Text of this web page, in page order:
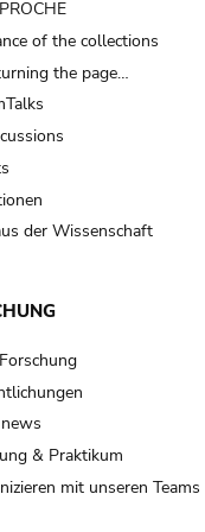
of the collections
the page…
der Wissenschaft
& Praktikum
mit unseren Teams